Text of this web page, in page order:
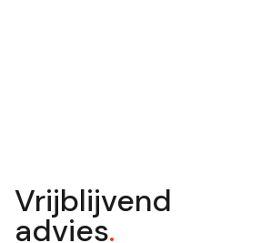
Vrijblijvend
advies.